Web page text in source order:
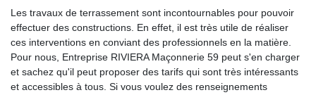
Les travaux de terrassement sont incontournables pour pouvoir
effectuer des constructions. En effet, il est très utile de réaliser
ces interventions en conviant des professionnels en la matière.
Pour nous, Entreprise RIVIERA Maçonnerie 59 peut s'en charger
et sachez qu'il peut proposer des tarifs qui sont très intéressants
et accessibles à tous. Si vous voulez des renseignements